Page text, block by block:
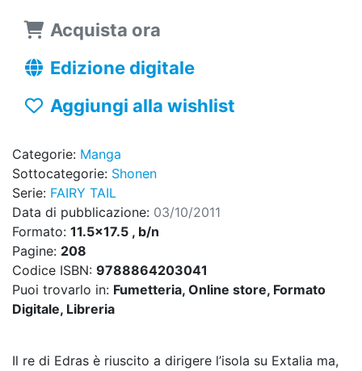
Acquista ora
Edizione digitale
Aggiungi alla wishlist
Categorie: Manga
Sottocategorie: Shonen
Serie: FAIRY TAIL
Data di pubblicazione: 03/10/2011
Formato: 11.5x17.5 , b/n
Pagine: 208
Codice ISBN: 9788864203041
Puoi trovarlo in: Fumetteria, Online store, Formato
Digitale, Libreria
Il re di Edras è riuscito a dirigere l’isola su Extalia ma,